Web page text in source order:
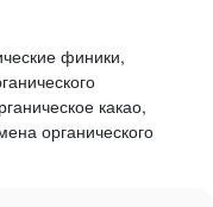
финики,
какао,
органического